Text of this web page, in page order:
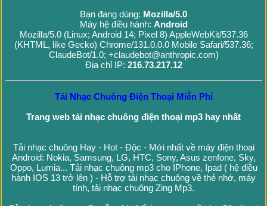
Bạn đang dùng: Mozilla/5.0
Máy hệ điều hành: Android
Mozilla/5.0 (Linux; Android 14; Pixel 8) AppleWebKit/537.36
(KHTML, like Gecko) Chrome/131.0.0.0 Mobile Safari/537.36;
ClaudeBot/1.0; +claudebot@anthropic.com)
Địa chỉ IP: 216.73.217.12
Tải Nhạc Chuông Điện Thoại Miễn Phí
Trang web tải nhạc chuông điện thoại mp3 hay nhất
Tải nhạc chuông Hay - Hot - Độc - Mới nhất về máy điện thoại
Android: Nokia, Samsung, LG, HTC, Sony, Asus zenfone, Sky,
Oppo, Lumia... Tải nhạc chuông mp3 cho IPhone, Ipad ( hệ điều
hành IOS 13 trở lên ) - Hỗ trợ tải nhạc chuông về thẻ nhớ, máy
tính, tải nhạc chuông Zing Mp3.